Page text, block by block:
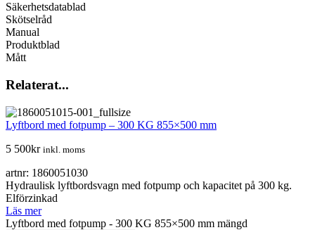
Säkerhetsdatablad
Skötselråd
Manual
Produktblad
Mått
Relaterat...
Lyftbord med fotpump – 300 KG 855×500 mm
5 500kr inkl. moms
artnr: 1860051030
Hydraulisk lyftbordsvagn med fotpump och kapacitet på 300 kg.
Elförzinkad
Läs mer
Lyftbord med fotpump - 300 KG 855×500 mm mängd